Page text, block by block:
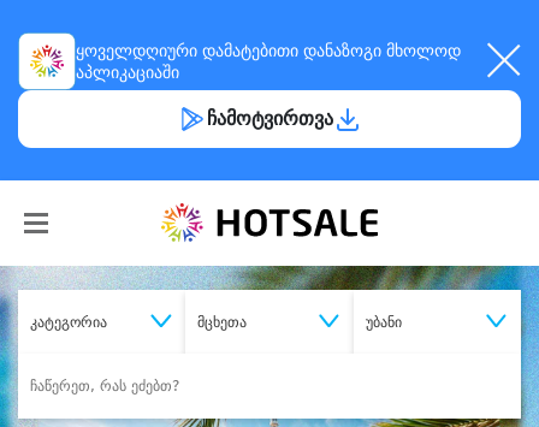
ყოველდღიური დამატებითი დანაზოგი მხოლოდ
აპლიკაციაში
ჩამოტვირთვა
კატეგორია მცხეთა უბანი